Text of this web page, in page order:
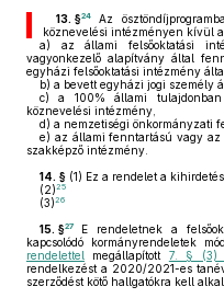
13. §24
Az
köznevelési intézményen kívül
a) az állami felsőoktatási
vagyonkezelő alapítvány által
egyházi felsőoktatási intézmény
b) a bevett egyházi jogi személy
c) a 100% állami
köznevelési intézmény,
d) a nemzetiségi önkormányzati
e) az állami fenntartású vagy az
szakképző intézmény.
14. § (1) Ez a rendelet a
(2)25
(3)26
15. §27
E rendeletnek a
kapcsolódó kormányrendeletek
rendelettel megállapított 7. § (3)
rendelkezést a 2020/2021-es
szerződést kötő hallgatókra kell